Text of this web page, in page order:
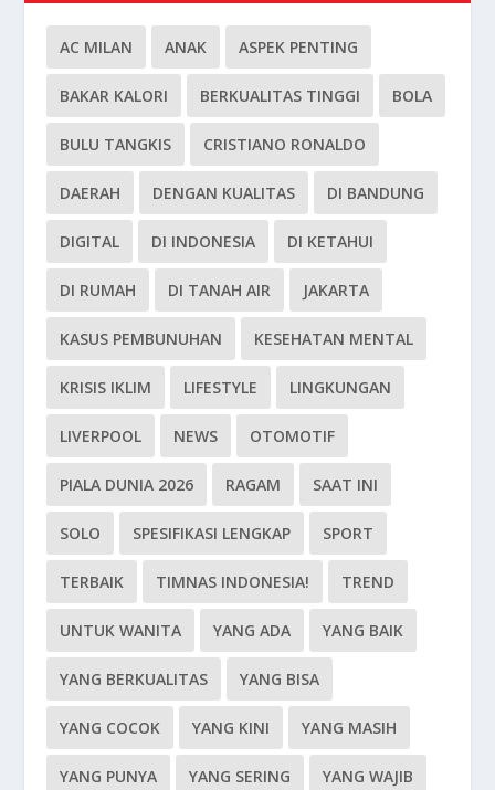
AC MILAN ANAK ASPEK PENTING
BAKAR KALORI BERKUALITAS TINGGI BOLA
BULU TANGKIS CRISTIANO RONALDO
DAERAH DENGAN KUALITAS DI BANDUNG
DIGITAL DI INDONESIA DI KETAHUI
DI RUMAH DI TANAH AIR JAKARTA
KASUS PEMBUNUHAN KESEHATAN MENTAL
KRISIS IKLIM LIFESTYLE LINGKUNGAN
LIVERPOOL NEWS OTOMOTIF
PIALA DUNIA 2026 RAGAM SAAT INI
SOLO SPESIFIKASI LENGKAP SPORT
TERBAIK TIMNAS INDONESIA! TREND
UNTUK WANITA YANG ADA YANG BAIK
YANG BERKUALITAS YANG BISA
YANG COCOK YANG KINI YANG MASIH
YANG PUNYA YANG SERING YANG WAJIB